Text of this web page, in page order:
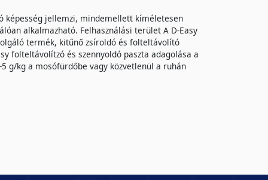
képesség jellemzi, mindemellett kíméletesen
alkalmazható. Felhasználási terület A D-Easy
termék, kitűnő zsíroldó és folteltávolító
folteltávolítzó és szennyoldó paszta adagolása a
g/kg a mosófürdőbe vagy közvetlenül a ruhán